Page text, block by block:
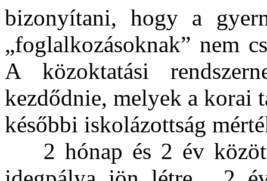
bizonyítani, hogy a
„foglalkozásoknak” nem
A közoktatási
kezdődnie, melyek a korai
későbbi iskolázottság
2 hónap és 2 év